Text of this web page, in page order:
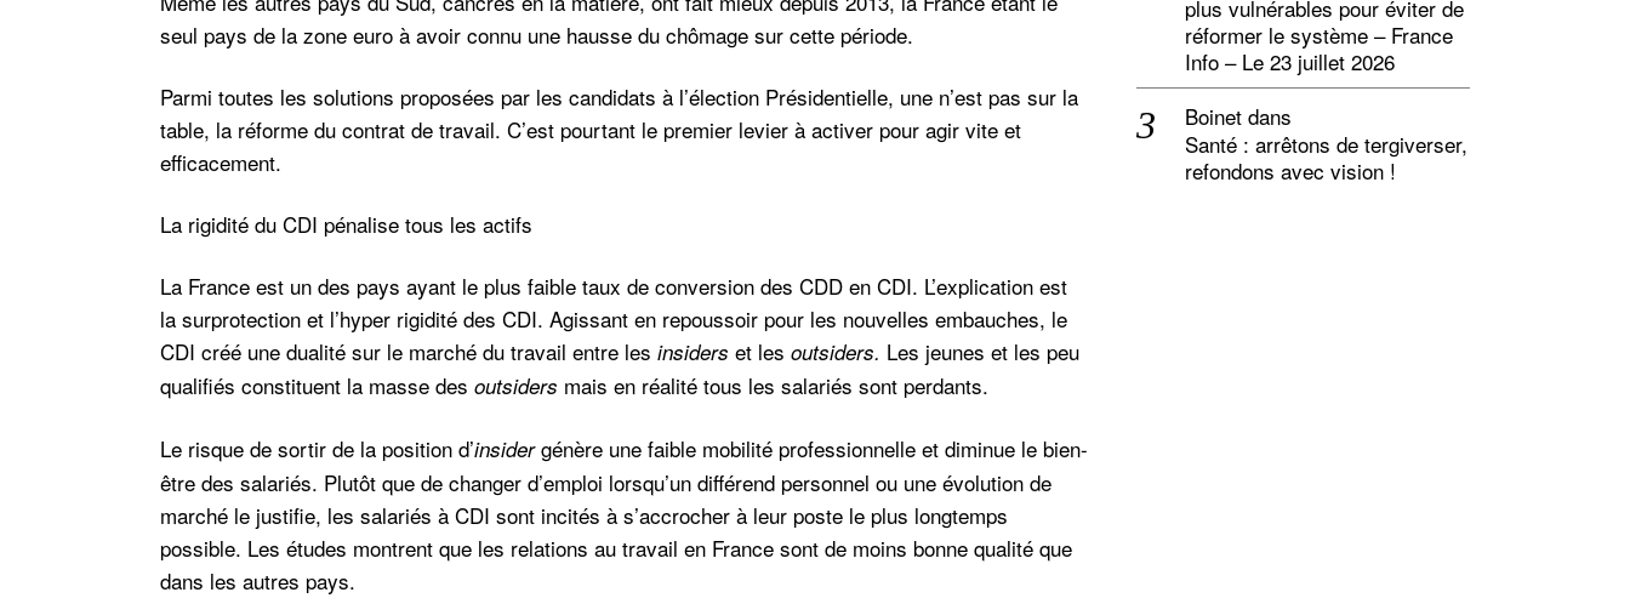
seul pays de la zone euro à avoir connu une hausse du chômage sur cette période.
Parmi toutes les solutions proposées par les candidats à l’élection Présidentielle, une n’est pas sur la
table, la réforme du contrat de travail. C’est pourtant le premier levier à activer pour agir vite et
efficacement.
La rigidité du CDI pénalise tous les actifs
La France est un des pays ayant le plus faible taux de conversion des CDD en CDI. L’explication est
la surprotection et l’hyper rigidité des CDI. Agissant en repoussoir pour les nouvelles embauches, le
CDI créé une dualité sur le marché du travail entre les insiders et les outsiders. Les jeunes et les peu
qualifiés constituent la masse des outsiders mais en réalité tous les salariés sont perdants.
Le risque de sortir de la position d’insidergénère une faible mobilité professionnelle et diminue le bien-
être des salariés. Plutôt que de changer d’emploi lorsqu’un différend personnel ou une évolution de
marché le justifie, les salariés à CDI sont incités à s’accrocher à leur poste le plus longtemps
possible. Les études montrent que les relations au travail en France sont de moins bonne qualité que
dans les autres pays.
plus vulnérables pour éviter de
réformer le système – France
Info – Le 23 juillet 2026
Boinet dans
Santé : arrêtons de tergiverser,
refondons avec vision !